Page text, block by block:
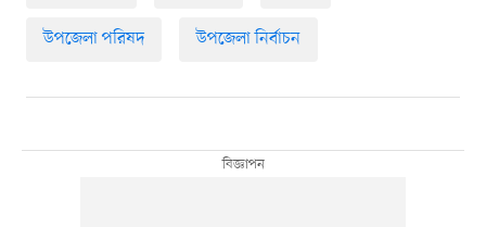
উপজেলা পরিষদ উপজেলা নির্বাচন